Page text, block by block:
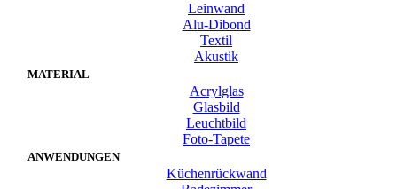
Leinwand
Alu-Dibond
Textil
Akustik
MATERIAL
Acrylglas
Glasbild
Leuchtbild
Foto-Tapete
ANWENDUNGEN
Küchenrückwand